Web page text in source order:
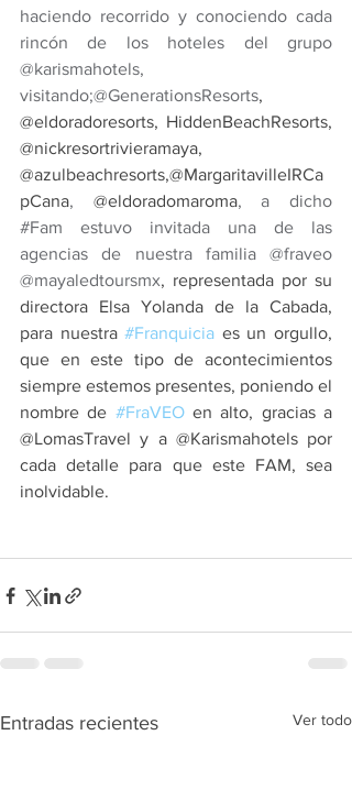
haciendo recorrido y conociendo cada
rincón de los hoteles del grupo
@karismahotels,
visitando;@GenerationsResorts,
@eldoradoresorts, HiddenBeachResorts,
@nickresortrivieramaya,
@azulbeachresorts,@MargaritavilleIRCa
pCana, @eldoradomaroma
#Fam estuvo invitada una de las
agencias de nuestra familia @fraveo
@mayaledtoursmx, representada por su
directora Elsa Yolanda de la Cabada,
para nuestra #Franquicia es un orgullo,
que en este tipo de acontecimientos
siempre estemos presentes, poniendo el
nombre de #FraVEO en alto, gracias a
@LomasTravel y a @Karismahotels por
cada detalle para que este FAM, sea
inolvidable.
Entradas recientes Ver todo